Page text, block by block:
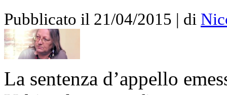
Pubblicato il 21/04/2015 | di
La sentenza d’appello